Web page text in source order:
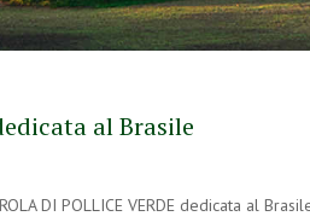
al Brasile
DI POLLICE VERDE dedicata al